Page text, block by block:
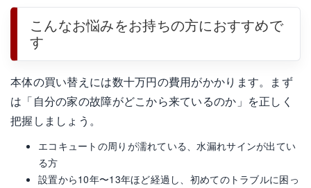
こんなお悩みをお持ちの方におすすめで
す
本体の買い替えには数十万円の費用がかかります。まず
は「自分の家の故障がどこから来ているのか」を正しく
把握しましょう。
エコキュートの周りが濡れている、水漏れサインが出てい
る方
設置から10年〜13年ほど経過し、初めてのトラブルに困っ